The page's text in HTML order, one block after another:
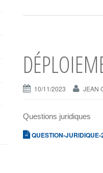
10/11/2023 JEAN
Questions juridiques
QUESTION-JURIDIQUE-